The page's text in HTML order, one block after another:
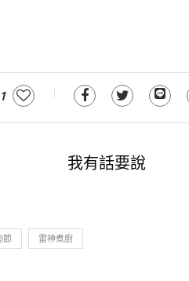
1
我有話要說
節 雷神煮廚